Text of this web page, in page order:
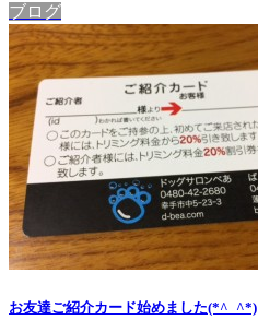
ブログ
お友達ご紹介カード始めました(*^_^*)